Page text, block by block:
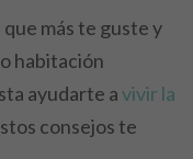
más te guste y
habitación
ayudarte avivir la
consejos te